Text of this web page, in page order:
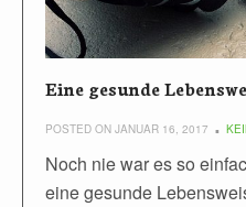
Eine gesunde
POSTED ON JANUAR 16, 2017
Noch nie war es so
eine gesunde